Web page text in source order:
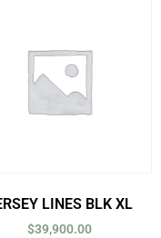
LINES BLK XL
$39,900.00